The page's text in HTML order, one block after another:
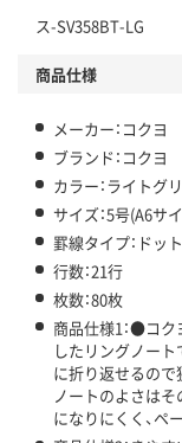
ス-SV358BT-LG
商品仕様
メーカー：コクヨ
ブランド：コクヨ
カラー：ライトグ
サイズ：5号(A6サ
罫線タイプ：ドッ
行数：21行
枚数：80枚
商品仕様1：●コ
したリングノー
に折り返せるので
ノートのよさは
になりにくく、ペ